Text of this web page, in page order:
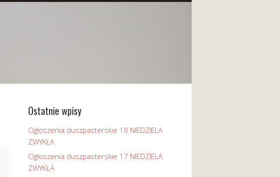
Ostatnie wpisy
Ogłoszenia duszpasterskie 18 NIEDZIELA
ZWYKŁA
Ogłoszenia duszpasterskie 17 NIEDZIELA
ZWYKŁA